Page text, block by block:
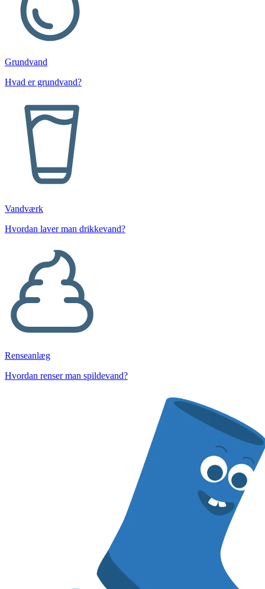
Grund­vand
Hvad er grundvand?
Vand­værk
Hvordan laver man drikkevand?
Ren­se­an­læg
Hvordan renser man spildevand?